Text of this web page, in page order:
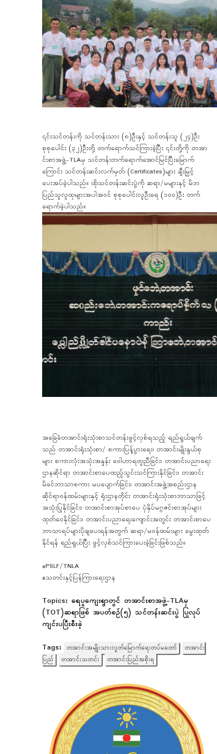
၎င်းသင်တန်းကို သင်တန်းသား (၈)ဦးနှင့် သင်တန်းသူ (၂၄)ဦး
စုစုပေါင်း (၃၂)ဦးတို့ တက်ရောက်သင်ကြားခဲ့ပြီး ၎င်းတို့ကို တအာ
င်းစာအဖွဲ့-TLAမှ သင်တန်းတက်ရောက်အောင်မြင်ပြီးမြောက်
ကြောင်း သင်တန်းဆင်းလက်မှတ် (Certificates)များ ချီးမြှင့်
ပေးအပ်ခဲ့ပါသည်။ ထိုသင်တန်းဆင်းပွဲကို ဆရာ/မများနှင့် မိဘ
ပြည်သူလူထုများအပါအဝင် စုစုပေါင်းလူဦးရေ (၁၀၀)ဦး တက်
ရောက်ခဲ့ပါသည်။
အခြေခံတအာင်းရုံးသုံးစာသင်တန်းဖွင့်လှစ်ရသည့် ရည်ရွယ်ချက်
သည် တအာင်းရုံးသုံးစာ/ စကားပြန့်ပွားရေး၊ တအာင်းမျိုးနွယ်စု
များ စကားလုံးအသုံးအနှုန်း ဝေါဟာရတူညီခြင်း၊ တအာင်းပညာရေး
ဌာနဆိုင်ရာ တအာင်းစာပေထည့်သွင်းသင်ကြားနိုင်ခြင်း၊ တအာင်း
မိခင်ဘာသာစကား မပပျောက်ခြင်း၊ တအာင်းအဖွဲ့အစည်းဌာန
ဆိုင်ရာဝန်ထမ်းများနှင့် ရုံးဌာနတိုင်း တအာင်းရုံးသုံးစာဘာသာဖြင့်
အသုံးပြုနိုင်ခြင်း၊ တအာင်းစာအုပ်စာပေ ပုံနှိပ်မဂ္ဂဇင်းစာအုပ်များ
ထုတ်ဝေနိုင်ခြင်း၊ တအာင်းပညာရေးကျောင်းအတွင်း တအာင်းစာပေ
ဘာသာရပ်များပိုချပေးရန်အတွက် ဆရာ/မဝန်ထမ်းများ မွေးထုတ်
နိုင်ရန် ရည်ရွယ်ပြီး ဖွင့်လှစ်သင်ကြားပေးခဲ့ခြင်းဖြစ်သည်။
#PSLF/TNLA
#သတင်းနှင့်ပြန်ကြားရေးဌာန
Topics:ရေပူကျေးရွာတွင် တအာင်းစာအဖွဲ့-TLAမှ
(TOT)ဆရာဖြစ် အပတ်စဉ်(၅) သင်တန်းဆင်းပွဲ ပြုလုပ်
ကျင်းပပြီးစီးခဲ့
Tags:
တအာင်းအမျိုးသားလွတ်မြောက်ရေးတပ်မတော်
တအာင်း
ပြည်
တအာင်းသတင်း တအာင်းပြည်အစိုးရ